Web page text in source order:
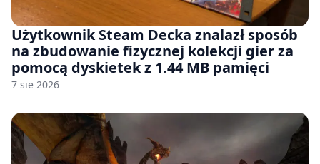
Użytkownik Steam Decka znalazł sposób
na zbudowanie fizycznej kolekcji gier za
pomocą dyskietek z 1.44 MB pamięci
7 sie 2026